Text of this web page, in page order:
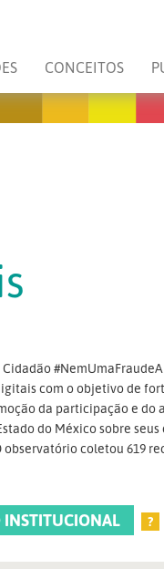
CONCEITOS
com o objetivo de
da participação e do
do México sobre
observatório coletou 619
INSTITUCIONAL ?